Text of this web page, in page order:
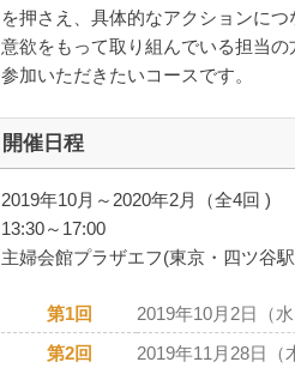
を押さえ、具体的なアクションにつ
意欲をもって取り組んでいる担当
参加いただきたいコースです。
開催日程
2019年10月～2020年2月（全4回 )
13:30～17:00
主婦会館プラザエフ(東京・四ツ谷駅
第1回
2019年10月2日（水
第2回
2019年11月28日（